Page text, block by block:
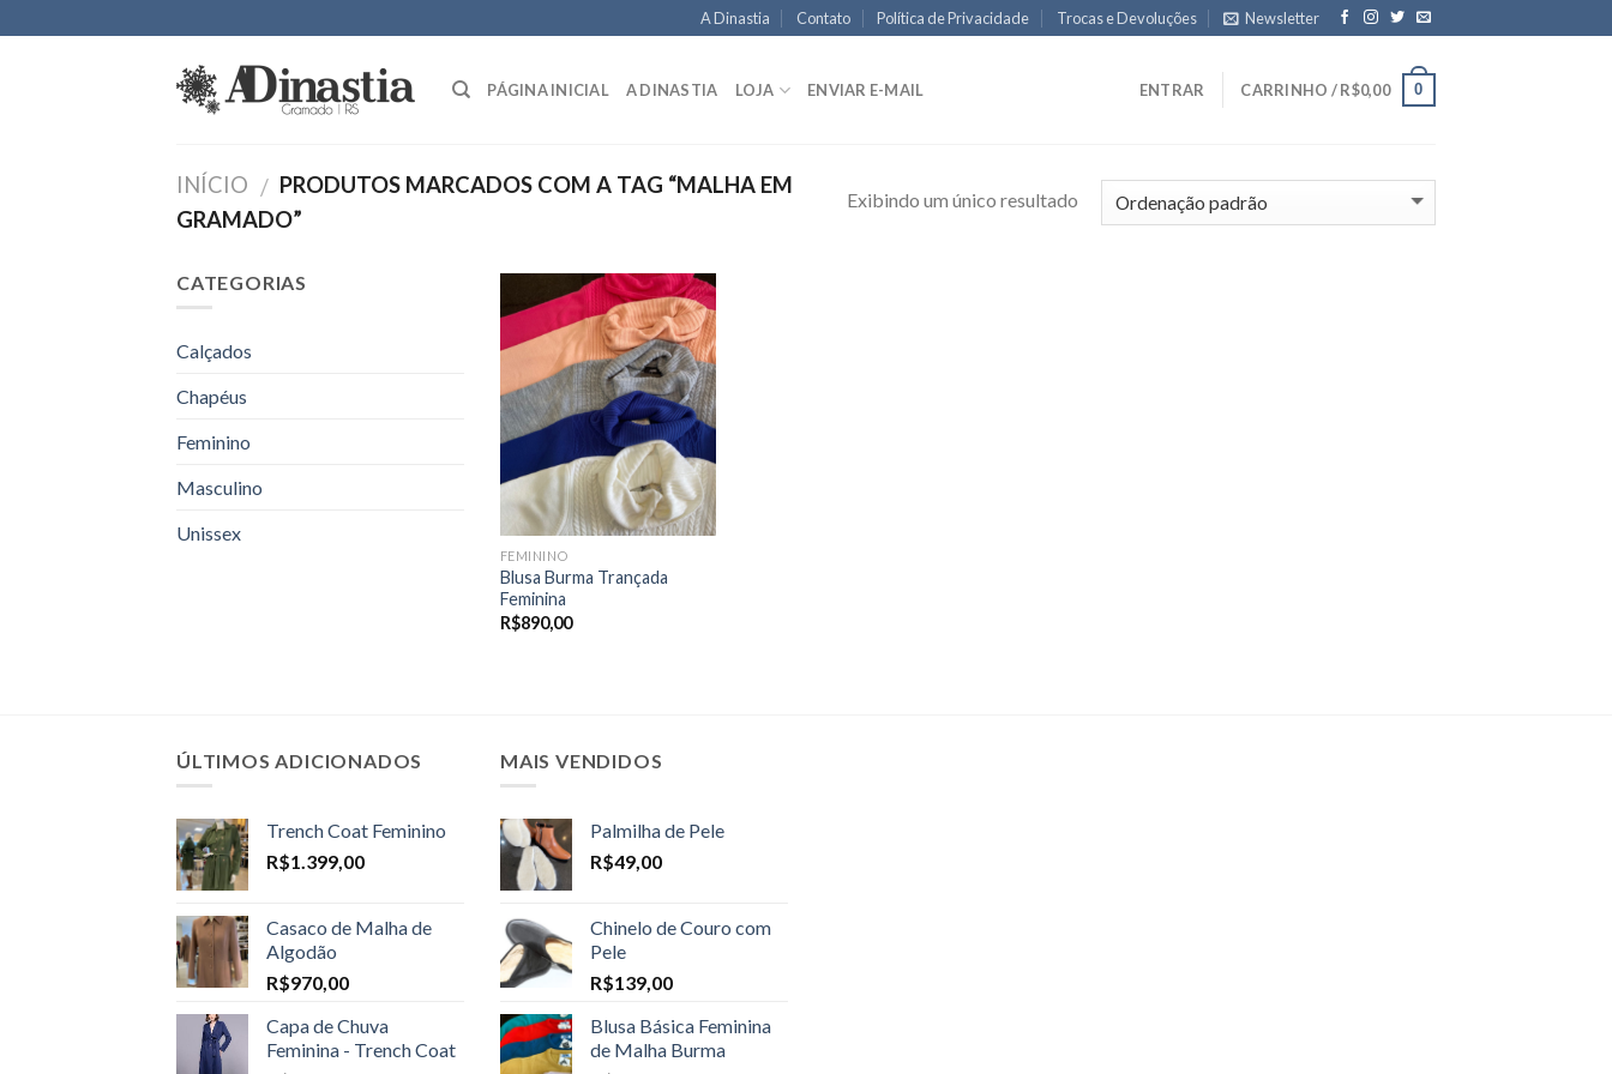
to
A Dinastia Contato Política de Privacidade Trocas e Devoluções Newsletter
PÁGINA INICIAL A DINASTIA LOJA ENVIAR E-MAIL ENTRAR CARRINHO /R$0,00 0
INÍCIO / PRODUTOS MARCADOS COM A TAG “MALHA EM
GRAMADO”
Exibindo um único resultado
CATEGORIAS
Calçados
Chapéus
Feminino
Masculino
Unissex
FEMININO
Blusa Burma Trançada
Feminina
R$890,00
ÚLTIMOS ADICIONADOS
Trench Coat Feminino
R$1.399,00
Casaco de Malha de
Algodão
R$970,00
Capa de Chuva
Feminina - Trench Coat
MAIS VENDIDOS
Palmilha de Pele
R$49,00
Chinelo de Couro com
Pele
R$139,00
Blusa Básica Feminina
de Malha Burma